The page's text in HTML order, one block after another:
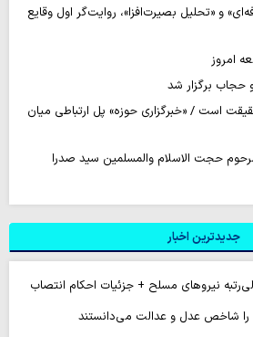
و «تحلیل بصیرت‌افزا»، روایت‌گر اول وقایع
امروز
حجاب برگزار شد
است / «خبرگزاری حوزه» پل ارتباطی میان
حجت الاسلام والمسلمین سید صدرا
جدیدترین اخبار
نیروهای مسلح + جزئیات احکام انتصاب
را شاخص عدل و عدالت می‌دانستند